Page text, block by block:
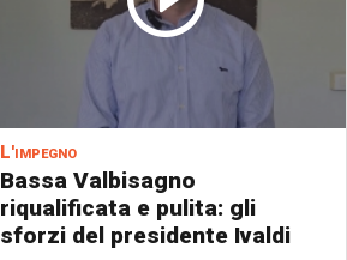
L'impegno
Bassa Valbisagno
riqualificata e pulita: gli
sforzi del presidente Ivaldi